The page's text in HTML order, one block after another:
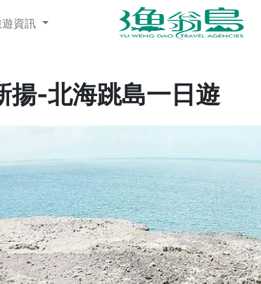
資訊
揚-北海跳島一日遊